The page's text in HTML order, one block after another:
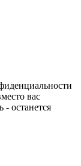
вас
- останется